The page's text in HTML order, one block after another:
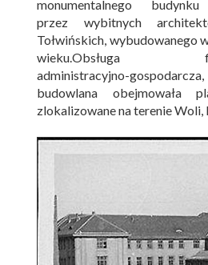
monumentalnego budynku
przez wybitnych
Tołwińskich, wybudowanego
wieku.Obsługa
administracyjno-
budowlana obejmowała
zlokalizowane na terenie Woli,